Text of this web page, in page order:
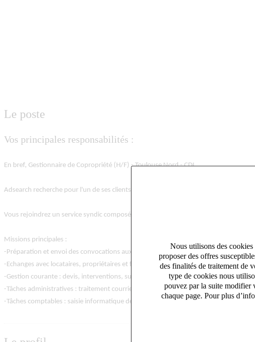
Nous utilisons des
proposer des offres
des finalités de traitement de
type de cookies nous
pouvez par la suite modifier
chaque page. Pour plus
Le poste
Vos principales responsabilités :
En bref, Gestionnaire de Copropriété (H/F) - Toulouse Nord - CDI
Adsearch recherche pour l'un de ses clients, une agence immobilière située au Nord
Vous rejoindrez un service syndic composé de 10 collaborateurs. Portefeuille
Missions principales :
-Préparation et envoi des convocations aux AG et PV.
-Echanges avec locataires, propriétaires et fournisseurs.
-Gestion courante : devis, interventions, suivi des réserves en relation directe avec
-Tâches administratives : traitement courriers et mails.
-Tâches comptables : saisie informatique des nouvelles copropriétés.